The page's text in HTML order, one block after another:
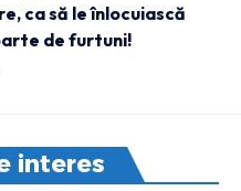
ca să le înlocuiască
de furtuni!
interes